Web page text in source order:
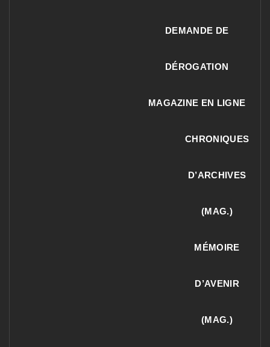
DEMANDE DE
DÉROGATION
MAGAZINE EN LIGNE
CHRONIQUES
D’ARCHIVES
(MAG.)
MÉMOIRE
D’AVENIR
(MAG.)